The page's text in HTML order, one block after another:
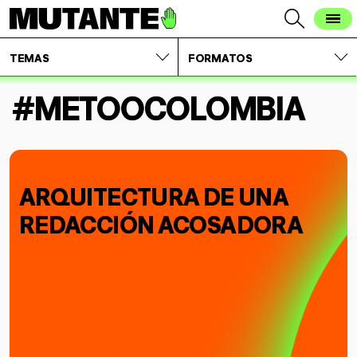
TEMAS FORMATOS
#METOOCOLOMBIA
ARQUITECTURA DE UNA
REDACCIÓN ACOSADORA